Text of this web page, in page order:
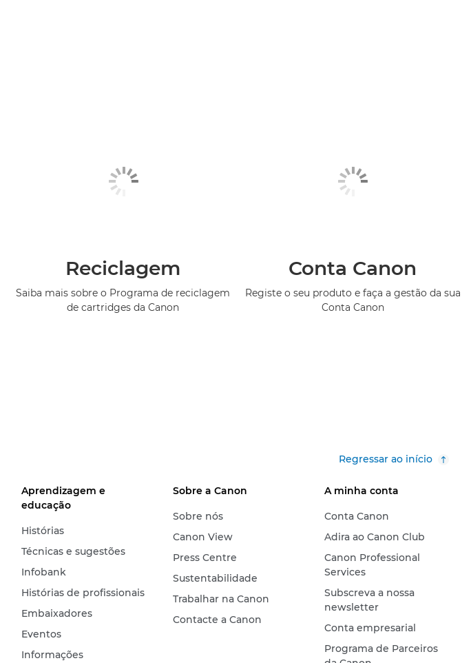
Reciclagem
Saiba mais sobre o Programa de reciclagem
de cartridges da Canon
Conta Canon
Registe o seu produto e faça a gestão da sua
Conta Canon
Regressar ao início
Aprendizagem e
educação
Histórias
Técnicas e sugestões
Infobank
Histórias de profissionais
Embaixadores
Eventos
Informações
Sobre a Canon
Sobre nós
Canon View
Press Centre
Sustentabilidade
Trabalhar na Canon
Contacte a Canon
A minha conta
Conta Canon
Adira ao Canon Club
Canon Professional
Services
Subscreva a nossa
newsletter
Conta empresarial
Programa de Parceiros